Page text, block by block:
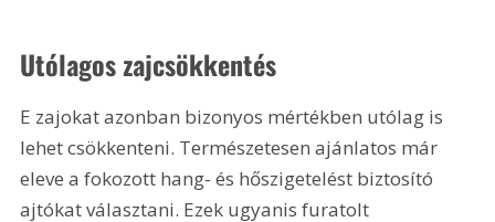
Utólagos zajcsökkentés
E zajokat azonban bizonyos mértékben utólag is
lehet csökkenteni. Természetesen ajánlatos már
eleve a fokozott hang- és hőszigetelést biztosító
ajtókat választani. Ezek ugyanis furatolt